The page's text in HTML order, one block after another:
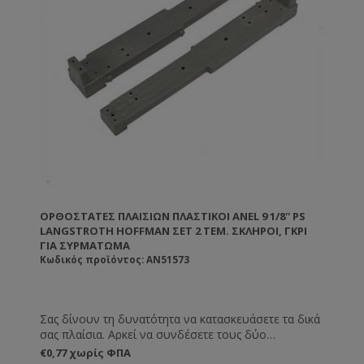
Attachment for the queen bee
Pollen collector
Propolis collector
Inhalation set
Honey collector
Bee venom set
ΟΡΘΟΣΤΆΤΕΣ ΠΛΑΙΣΊΩΝ ΠΛΑΣΤΙΚΟΊ ANEL 9 1/8'' PS
LANGSTROTH HOFFMAN ΣΕΤ 2 ΤΕΜ. ΣΚΛΗΡΟΙ, ΓΚΡΙ
ΓΙΑ ΣΥΡΜΆΤΩΜΑ
Κωδικός προϊόντος: AN51573
Σας δίνουν τη δυνατότητα να κατασκευάσετε τα δικά
σας πλαίσια. Αρκεί να συνδέσετε τους δύο
ορθοστάτες με το κάτω και πάνω πηχάκι (τα οποία
€0,77 χωρίς ΦΠΑ